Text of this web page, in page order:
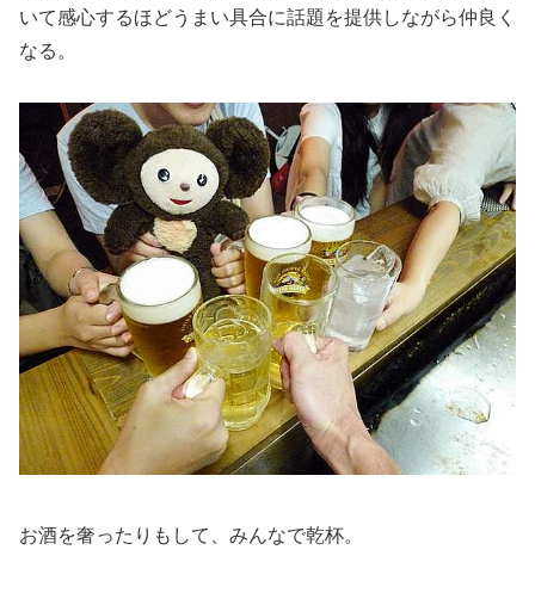
いて感心するほどうまい具合に話題を提供しながら仲良く
なる。
お酒を奢ったりもして、みんなで乾杯。